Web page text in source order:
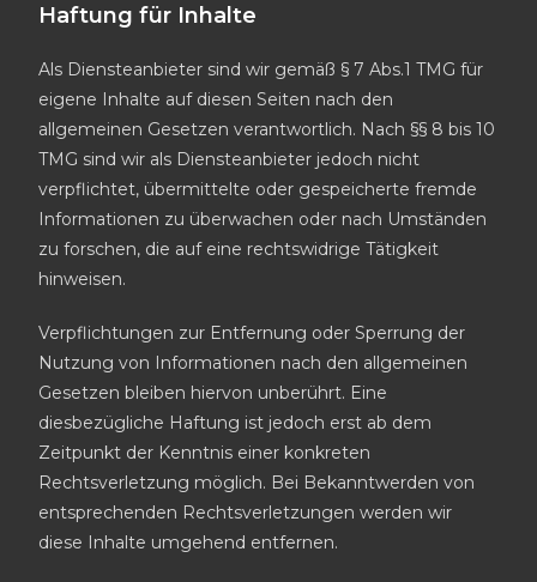
Haftung für Inhalte
Als Diensteanbieter sind wir gemäß § 7 Abs.1 TMG für
eigene Inhalte auf diesen Seiten nach den
allgemeinen Gesetzen verantwortlich. Nach §§ 8 bis 10
TMG sind wir als Diensteanbieter jedoch nicht
verpflichtet, übermittelte oder gespeicherte fremde
Informationen zu überwachen oder nach Umständen
zu forschen, die auf eine rechtswidrige Tätigkeit
hinweisen.
Verpflichtungen zur Entfernung oder Sperrung der
Nutzung von Informationen nach den allgemeinen
Gesetzen bleiben hiervon unberührt. Eine
diesbezügliche Haftung ist jedoch erst ab dem
Zeitpunkt der Kenntnis einer konkreten
Rechtsverletzung möglich. Bei Bekanntwerden von
entsprechenden Rechtsverletzungen werden wir
diese Inhalte umgehend entfernen.